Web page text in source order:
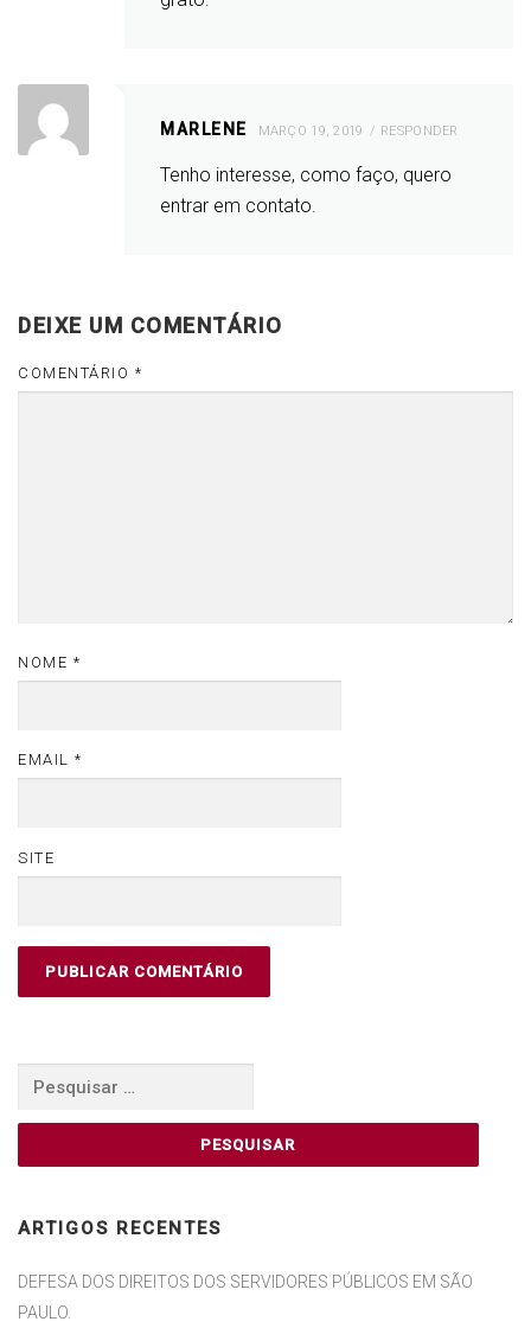
MARLENE MARÇO 19, 2019 RESPONDER
Tenho interesse, como faço, quero
entrar em contato.
DEIXE UM COMENTÁRIO
COMENTÁRIO *
NOME *
EMAIL *
SITE
Pesquisar
ARTIGOS RECENTES
DEFESA DOS DIREITOS DOS SERVIDORES PÚBLICOS EM SÃO
PAULO.